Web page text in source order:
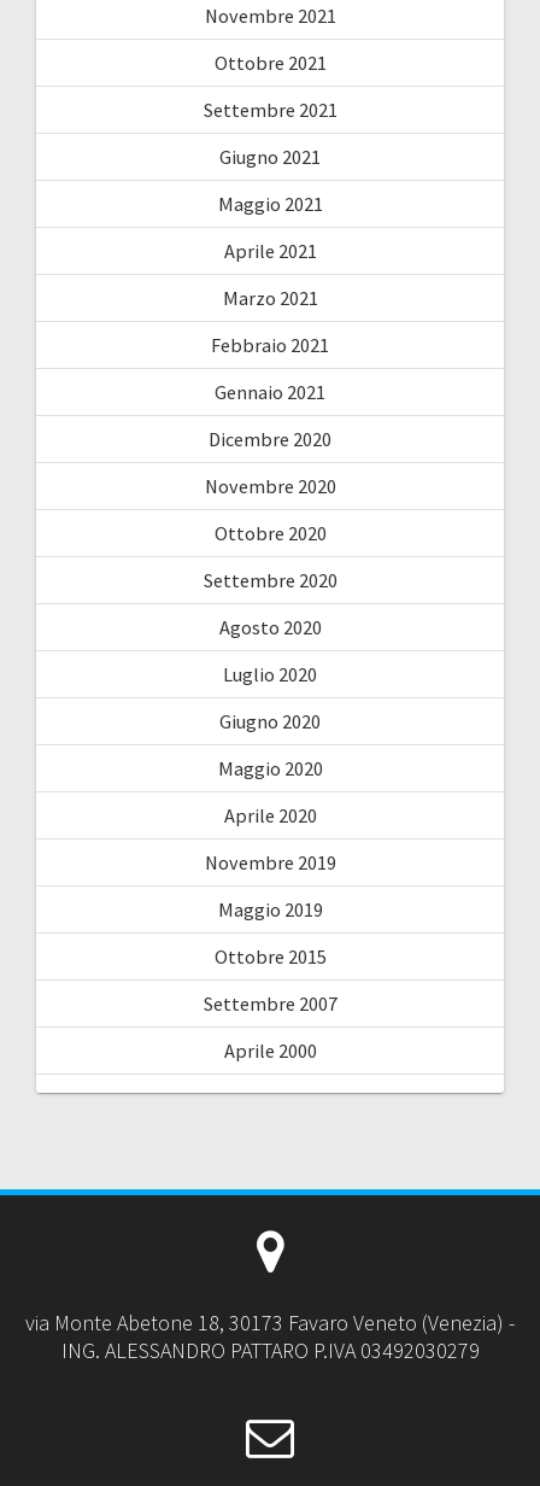
Novembre 2021
Ottobre 2021
Settembre 2021
Giugno 2021
Maggio 2021
Aprile 2021
Marzo 2021
Febbraio 2021
Gennaio 2021
Dicembre 2020
Novembre 2020
Ottobre 2020
Settembre 2020
Agosto 2020
Luglio 2020
Giugno 2020
Maggio 2020
Aprile 2020
Novembre 2019
Maggio 2019
Ottobre 2015
Settembre 2007
Aprile 2000
via Monte Abetone 18, 30173 Favaro Veneto (Venezia) -
ING. ALESSANDRO PATTARO P.IVA 03492030279